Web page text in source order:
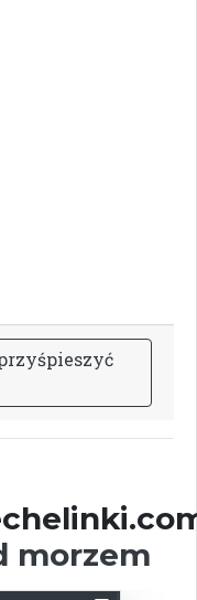
rzyśpieszyć
morzem